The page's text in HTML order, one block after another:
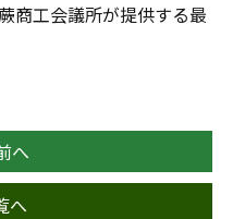
商工会議所が提供する最
へ
へ